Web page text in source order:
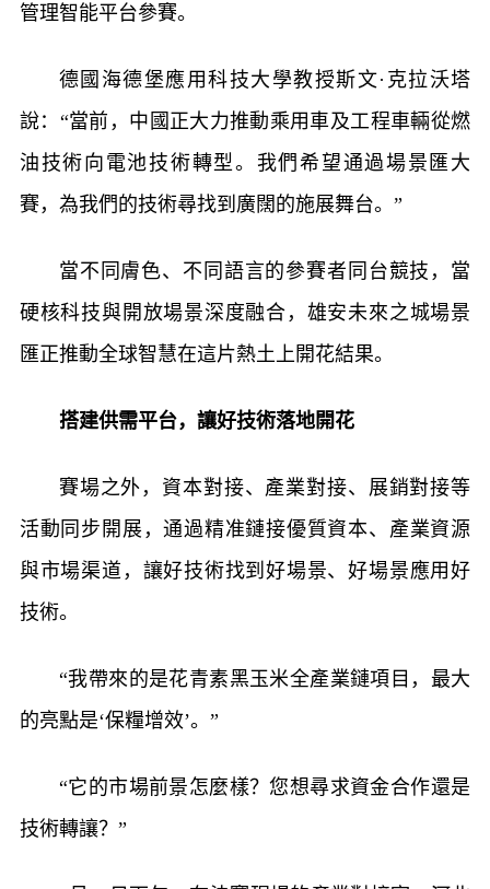
管理智能平台參賽。
德國海德堡應用科技大學教授斯文·克拉沃塔
說：“當前，中國正大力推動乘用車及工程車輛從燃
油技術向電池技術轉型。我們希望通過場景匯大
賽，為我們的技術尋找到廣闊的施展舞台。”
當不同膚色、不同語言的參賽者同台競技，當
硬核科技與開放場景深度融合，雄安未來之城場景
匯正推動全球智慧在這片熱土上開花結果。
搭建供需平台，讓好技術落地開花
賽場之外，資本對接、產業對接、展銷對接等
活動同步開展，通過精准鏈接優質資本、產業資源
與市場渠道，讓好技術找到好場景、好場景應用好
技術。
“我帶來的是花青素黑玉米全產業鏈項目，最大
的亮點是‘保糧增效’。”
“它的市場前景怎麼樣？您想尋求資金合作還是
技術轉讓？”